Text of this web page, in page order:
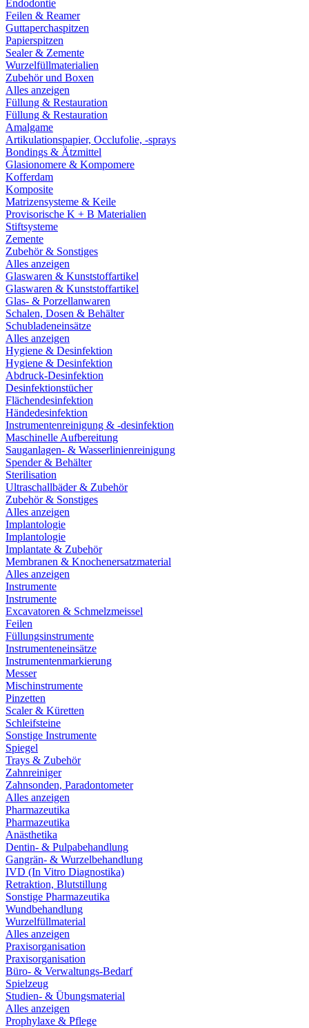
Endodontie
Feilen & Reamer
Guttaperchaspitzen
Papierspitzen
Sealer & Zemente
Wurzelfüllmaterialien
Zubehör und Boxen
Alles anzeigen
Füllung & Restauration
Füllung & Restauration
Amalgame
Artikulationspapier, Occlufolie, -sprays
Bondings & Ätzmittel
Glasionomere & Kompomere
Kofferdam
Komposite
Matrizensysteme & Keile
Provisorische K + B Materialien
Stiftsysteme
Zemente
Zubehör & Sonstiges
Alles anzeigen
Glaswaren & Kunststoffartikel
Glaswaren & Kunststoffartikel
Glas- & Porzellanwaren
Schalen, Dosen & Behälter
Schubladeneinsätze
Alles anzeigen
Hygiene & Desinfektion
Hygiene & Desinfektion
Abdruck-Desinfektion
Desinfektionstücher
Flächendesinfektion
Händedesinfektion
Instrumentenreinigung & -desinfektion
Maschinelle Aufbereitung
Sauganlagen- & Wasserlinienreinigung
Spender & Behälter
Sterilisation
Ultraschallbäder & Zubehör
Zubehör & Sonstiges
Alles anzeigen
Implantologie
Implantologie
Implantate & Zubehör
Membranen & Knochenersatzmaterial
Alles anzeigen
Instrumente
Instrumente
Excavatoren & Schmelzmeissel
Feilen
Füllungsinstrumente
Instrumenteneinsätze
Instrumentenmarkierung
Messer
Mischinstrumente
Pinzetten
Scaler & Küretten
Schleifsteine
Sonstige Instrumente
Spiegel
Trays & Zubehör
Zahnreiniger
Zahnsonden, Paradontometer
Alles anzeigen
Pharmazeutika
Pharmazeutika
Anästhetika
Dentin- & Pulpabehandlung
Gangrän- & Wurzelbehandlung
IVD (In Vitro Diagnostika)
Retraktion, Blutstillung
Sonstige Pharmazeutika
Wundbehandlung
Wurzelfüllmaterial
Alles anzeigen
Praxisorganisation
Praxisorganisation
Büro- & Verwaltungs-Bedarf
Spielzeug
Studien- & Übungsmaterial
Alles anzeigen
Prophylaxe & Pflege